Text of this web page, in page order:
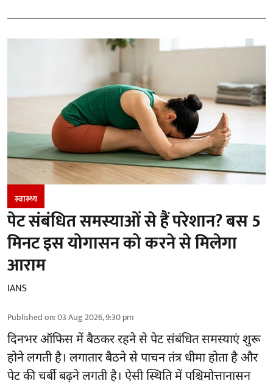
स्वास्थ्य
पेट संबंधित समस्याओं से हैं परेशान? बस 5
मिनट इस योगासन को करने से मिलेगा
आराम
IANS
Published on:03 Aug 2026, 9:30 pm
दिनभर ऑफिस में बैठकर रहने से पेट संबंधित समस्याएं शुरू
होने लगती है। लगातार बैठने से पाचन तंत्र धीमा होता है और
पेट की चर्बी बढ़ने लगती है। ऐसी स्थिति में पश्चिमोत्तानासन